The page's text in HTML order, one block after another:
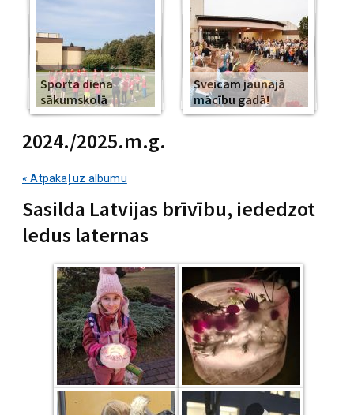
Sporta diena
sākumskolā
Sveicam jaunajā
mācību gadā!
2024./2025.m.g.
« Atpakaļ uz albumu
Sasilda Latvijas brīvību, iededzot
ledus laternas